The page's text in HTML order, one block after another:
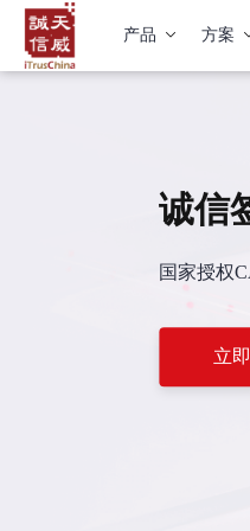
产品 方案
诚信
国家授权
立